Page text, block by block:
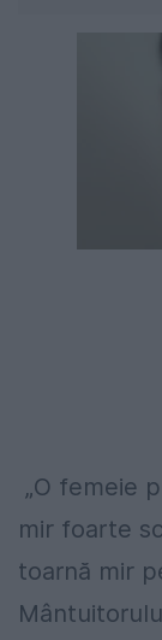
„O femeie
mir foarte
toarnă mir